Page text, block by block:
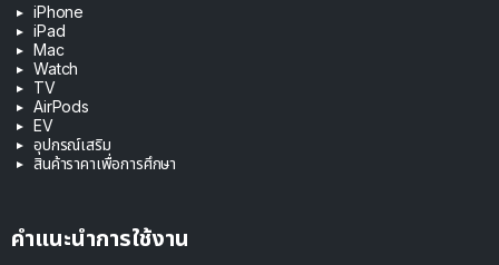
iPhone
iPad
Mac
Watch
TV
AirPods
EV
อุปกรณ์เสริม
สินค้าราคาเพื่อการศึกษา
คำแนะนำการใช้งาน